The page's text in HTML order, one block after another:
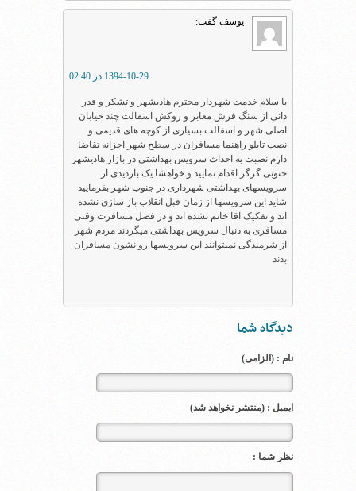
یوسف گفت:
1394-10-29 در 02:40
با سلام خدمت شهردار محترم هادیشهر و تشکر و قدر
دانی از سنگ فرش معابر و روکش اسفالت چند خیابان
اصلی شهر و اسفالت بسیاری از کوچه های قدیمی و
نصب تابلو راهنما مسافران در سطح شهر اجزانه تقاضا
دارم نصبت به احداث سرویس بهداشتی در بازار هادیشهر
جنوبی گرگر اقدام نمایید و خواهشا یک بازدیدی از
سرویسهای بهداشتی شهرداری در جنوب شهر بفرمایید
شاید این سرویسها از زمان قبل انقلاب باز سازی نشده
اند و تفکیک اقا خانم نشده اند و در فصل مسافرت وقتی
مسافری به دنبال سرویس بهداشتی میگردند مردم شهر
از شرمندگی نمیتوانند این سرویسها رو نشون مسافران
بدند
دیدگاه شما
نام : (الزامی)
ایمیل : (منتشر نخواهد شد)
نظر شما :